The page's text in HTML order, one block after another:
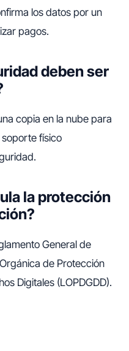
los datos por un
pagos.
deben ser
copia en la nube para
físico
la protección
General de
de Protección
Digitales (LOPDGDD).